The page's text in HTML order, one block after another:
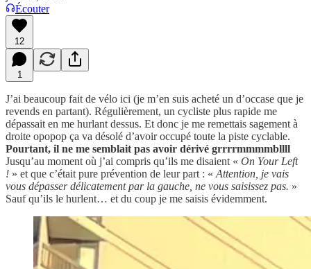
Écouter
12
1
J’ai beaucoup fait de vélo ici (je m’en suis acheté un d’occase que je
revends en partant). Régulièrement, un cycliste plus rapide me
dépassait en me hurlant dessus. Et donc je me remettais sagement à
droite opopop ça va désolé d’avoir occupé toute la piste cyclable.
Pourtant, il ne me semblait pas avoir dérivé grrrrmmmmbllll
Jusqu’au moment où j’ai compris qu’ils me disaient « On Your Left
! » et que c’était pure prévention de leur part : « Attention, je vais
vous dépasser délicatement par la gauche, ne vous saisissez pas. »
Sauf qu’ils le hurlent… et du coup je me saisis évidemment.